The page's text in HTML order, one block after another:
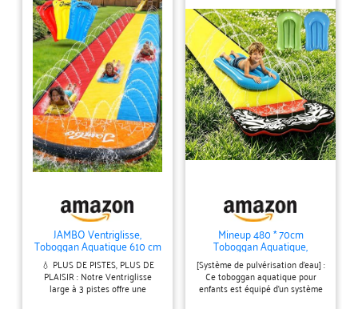
JAMBO Ventriglisse,
Toboggan Aquatique 610 cm
/20 ft, Tapis de Glisse Eau
Enfant à Triple Piste avec 3
Bodyboards, Tapis Glissant
Enfant, Jeux D’Eau
💧 PLUS DE PISTES, PLUS DE
PLAISIR : Notre Ventriglisse
large à 3 pistes offre une
expérience de glisse encore plus
Mineup 480 * 70cm
Toboggan Aquatique,
Toboggan pour Pelouse,
Tapis De Glisse Eau Enfant
avec Bodyboards, Jet d'eau
pour Enfants Et Adultes, Jeux
[Système de pulvérisation d'eau] :
Ce toboggan aquatique pour
enfants est équipé d'un système
de pulvérisation d'eau multi-